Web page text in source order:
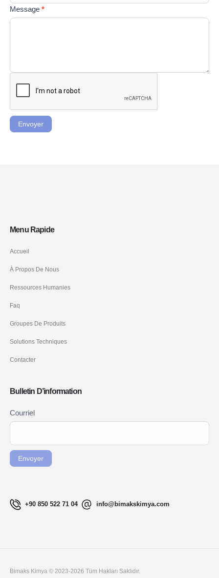
Message *
Envoyer
Menu Rapide
Accueil
À Propos De Nous
Ressources Humanies
Faq
Groupes De Produits
Solutions Techniques
Contacter
Bulletin D’information
Newsletter
Signup
Courriel
Envoyer
Si vous
êtes un
remplissez
+90 850 522 71 04 info@bimakskimya.com
Bimaks Kimya © 2023-2026 Tüm Hakları Saklıdır.